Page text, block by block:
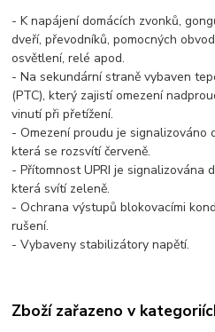
- K napájení domácích zvonků,
dveří, převodníků, pomocných
osvětlení, relé apod.
- Na sekundární straně vybaven
(PTC), který zajistí omezení
vinutí při přetížení.
- Omezení proudu je signalizováno
která se rozsvítí červeně.
- Přítomnost UPRI je signalizována
která svítí zeleně.
- Ochrana výstupů blokovacími
rušení.
- Vybaveny stabilizátory napětí.
Zboží zařazeno v